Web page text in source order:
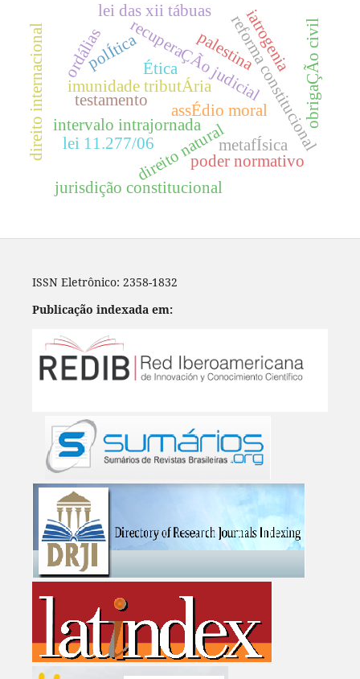
assÉdio moral
intervalo intrajornada
direito internacional reforma constitucional
obrigaÇÃo civil
direito natural
recuperaÇÃo judicial
testamento
imunidade tributÁria
jurisdição constitucional
poder normativo
polÍtica
lei das xii tábuas
lei 11.277/06
iatrogenia
Ética
ordálias
metafÍsica
palestina
ISSN Eletrônico: 2358-1832
Publicação indexada em: